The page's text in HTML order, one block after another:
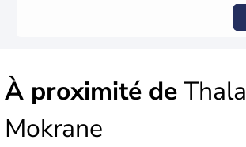
À proximité deThala
Mokrane